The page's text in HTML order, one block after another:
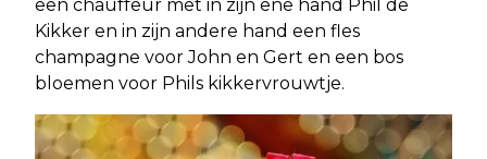
een chauffeur met in zijn ene hand Phil de
Kikker en in zijn andere hand een fles
champagne voor John en Gert en een bos
bloemen voor Phils kikkervrouwtje.